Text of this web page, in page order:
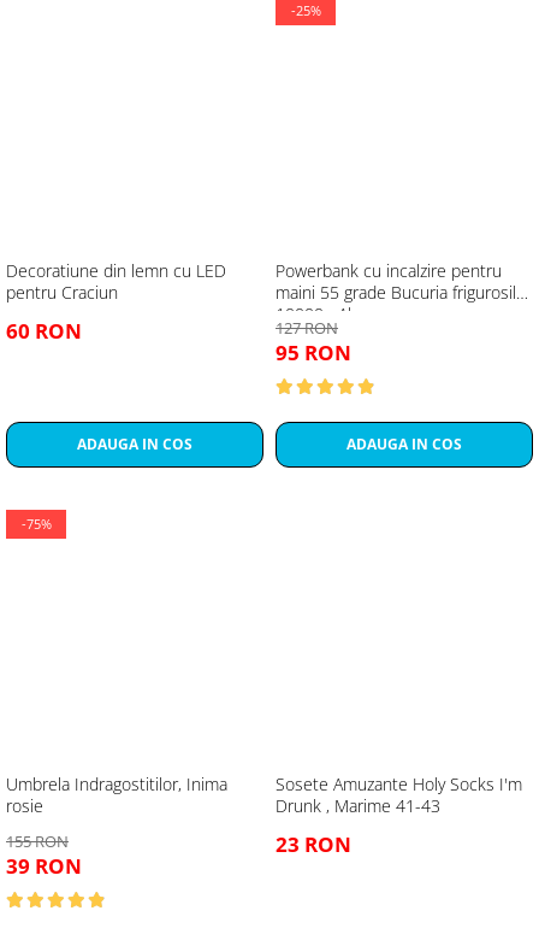
Decoratiune din lemn cu LED
pentru Craciun
60 RON
ADAUGA IN COS
-25%
Powerbank cu incalzire pentru
maini 55 grade Bucuria frigurosilor
10000mAh
127 RON
95 RON
ADAUGA IN COS
-75%
Umbrela Indragostitilor, Inima
rosie
155 RON
39 RON
Sosete Amuzante Holy Socks I'm
Drunk , Marime 41-43
23 RON